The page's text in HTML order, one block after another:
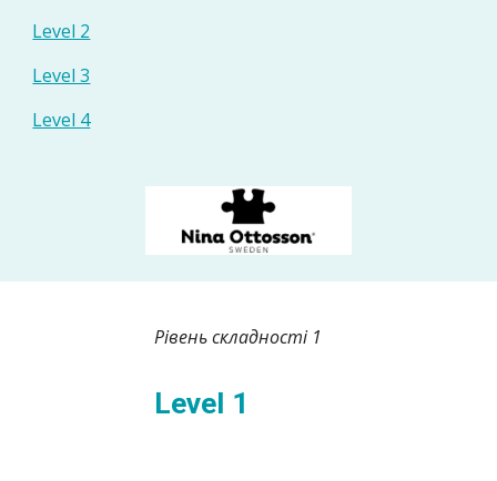
Level 2
Level 3
Level 4
Рівень складності 1
Level 1